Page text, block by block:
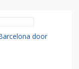
door